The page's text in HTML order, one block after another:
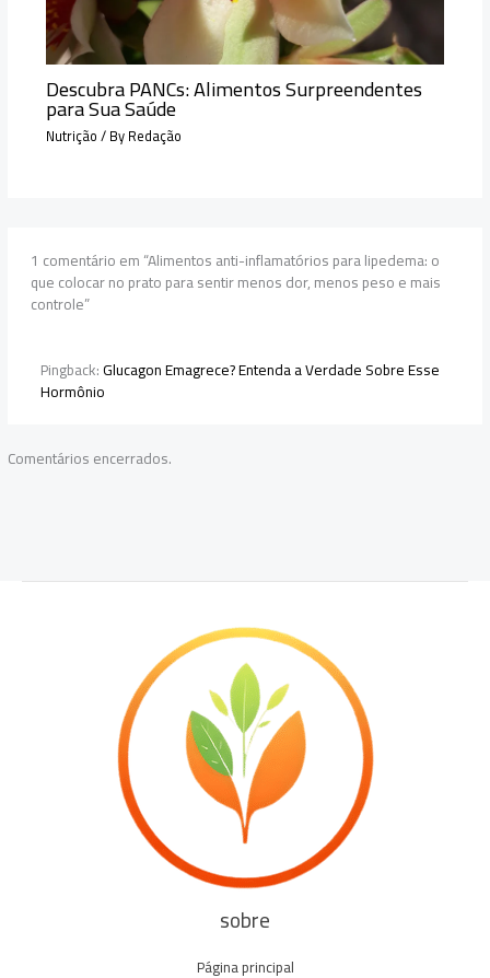
Descubra PANCs: Alimentos Surpreendentes
para Sua Saúde
Nutrição/ ByRedação
1 comentário em “Alimentos anti-inflamatórios para lipedema: o
que colocar no prato para sentir menos dor, menos peso e mais
controle”
Pingback:Glucagon Emagrece? Entenda a Verdade Sobre Esse
Hormônio
Comentários encerrados.
sobre
Página principal